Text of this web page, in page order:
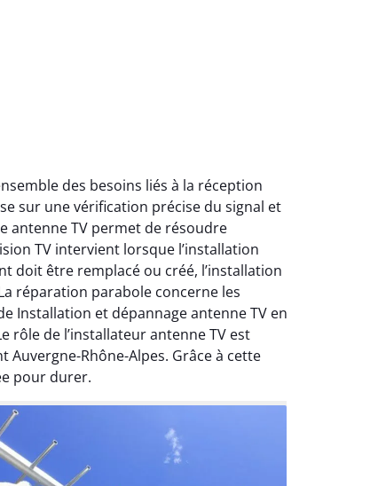
des besoins liés à la réception
sur une vérification précise du signal et
antenne TV permet de résoudre
TV intervient lorsque l’installation
doit être remplacé ou créé, l’installation
réparation parabole concerne les
Installation et dépannage antenne TV en
rôle de l’installateur antenne TV est
Rhône-Alpes. Grâce à cette
pour durer.